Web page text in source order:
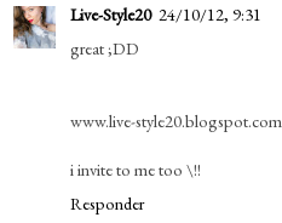
Live-Style20 24/10/12, 9:31
great ;DD
www.live-style20.blogspot.com
i invite to me too \!!
Responder